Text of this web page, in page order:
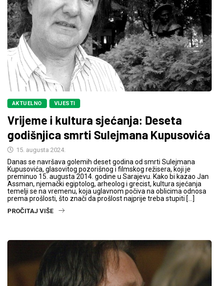
AKTUELNO VIJESTI
Vrijeme i kultura sjećanja: Deseta
godišnjica smrti Sulejmana Kupusovića
15. augusta 2024.
Danas se navršava golemih deset godina od smrti Sulejmana
Kupusovića, glasovitog pozorišnog i filmskog režisera, koji je
preminuo 15. augusta 2014. godine u Sarajevu. Kako bi kazao Jan
Assman, njemački egiptolog, arheolog i grecist, kultura sjećanja
temelji se na vremenu, koja uglavnom počiva na oblicima odnosa
prema prošlosti, što znači da prošlost najprije treba stupiti […]
PROČITAJ VIŠE